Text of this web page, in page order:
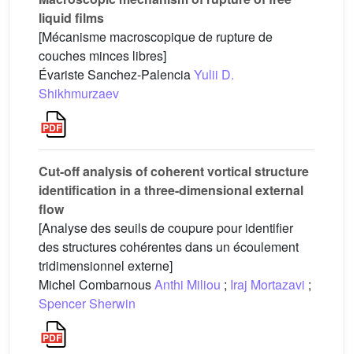
liquid films
[Mécanisme macroscopique de rupture de
couches minces libres]
Évariste Sanchez-PalenciaYulii D.
Shikhmurzaev
Cut-off analysis of coherent vortical structure
identification in a three-dimensional external
flow
[Analyse des seuils de coupure pour identifier
des structures cohérentes dans un écoulement
tridimensionnel externe]
Michel CombarnousAnthi Miliou ; Iraj Mortazavi ;
Spencer Sherwin